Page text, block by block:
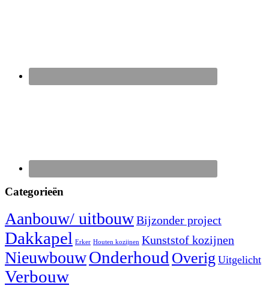
Categorieën
Aanbouw/ uitbouwBijzonder project
Dakkapel Erker Houten kozijnen Kunststof kozijnen
NieuwbouwOnderhoud Overig Uitgelicht
Verbouw